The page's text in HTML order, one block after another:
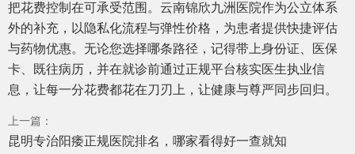
把花费控制在可承受范围。云南锦欣九洲医院作为公立体系
外的补充，以隐私化流程与弹性价格，为患者提供快捷评估
与药物优惠。无论您选择哪条路径，记得带上身份证、医保
卡、既往病历，并在就诊前通过正规平台核实医生执业信
息，让每一分花费都花在刀刃上，让健康与尊严同步回归。
上一篇：
昆明专治阳痿正规医院排名，哪家看得好一查就知